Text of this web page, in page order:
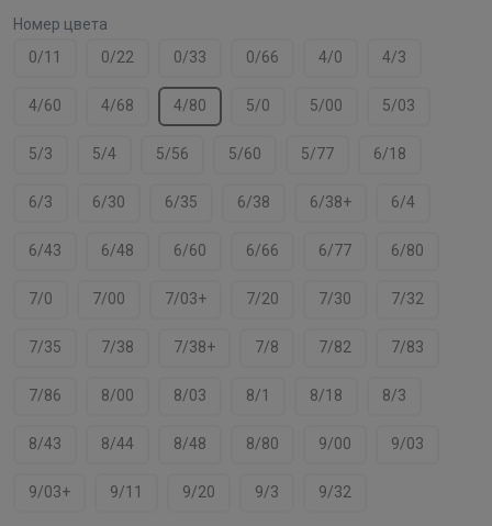
Номер цвета
0/11
0/22 0/33 0/66 4/0 4/3
4/60 4/68 4/80 5/0 5/00 5/03
5/3 5/4 5/56 5/60 5/77 6/18
6/3 6/30 6/35 6/38 6/38+ 6/4
6/43 6/48 6/60 6/66 6/77 6/80
7/0 7/00 7/03+ 7/20 7/30 7/32
7/35 7/38 7/38+ 7/8 7/82 7/83
7/86 8/00 8/03 8/1 8/18 8/3
8/43 8/44 8/48 8/80 9/00 9/03
9/03+ 9/11 9/20 9/3 9/32